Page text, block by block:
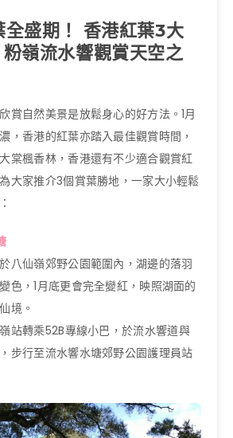
全盛期！ 香港紅葉3大
嶺流水響觀賞天空之
賞自然美景是放鬆身心的好方法。1月
，香港的紅葉亦踏入最佳觀賞時間，
棠楓香林，香港還有不少適合觀賞紅
大家推介3個賞葉勝地，一家大小輕鬆
八仙嶺郊野公園範圍內，湖邊的落羽
色，1月底更會完全變紅，映照湖面的
境。
站轉乘52B專線小巴，於流水響道與
步行至流水響水塘郊野公園護理員站